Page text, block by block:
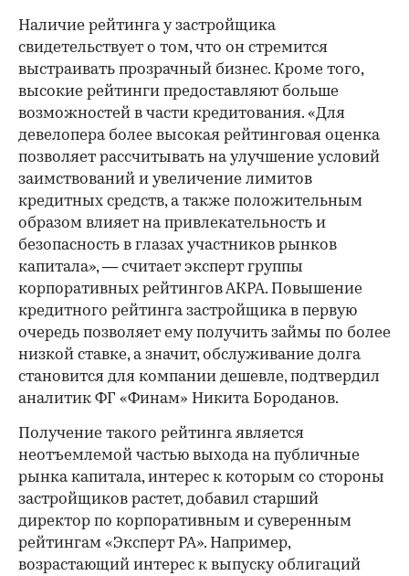
Наличие рейтинга у застройщика
свидетельствует о том, что он стремится
выстраивать прозрачный бизнес. Кроме того,
высокие рейтинги предоставляют больше
возможностей в части кредитования. «Для
девелопера более высокая рейтинговая оценка
позволяет рассчитывать на улучшение условий
заимствований и увеличение лимитов
кредитных средств, а также положительным
образом влияет на привлекательность и
безопасность в глазах участников рынков
капитала», — считает эксперт группы
корпоративных рейтингов АКРА. Повышение
кредитного рейтинга застройщика в первую
очередь позволяет ему получить займы по более
низкой ставке, а значит, обслуживание долга
становится для компании дешевле, подтвердил
аналитик ФГ «Финам» Никита Бороданов.
Получение такого рейтинга является
неотъемлемой частью выхода на публичные
рынка капитала, интерес к которым со стороны
застройщиков растет, добавил старший
директор по корпоративным и суверенным
рейтингам «Эксперт РА». Например,
возрастающий интерес к выпуску облигаций